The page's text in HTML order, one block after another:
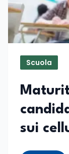
Scuola
sui